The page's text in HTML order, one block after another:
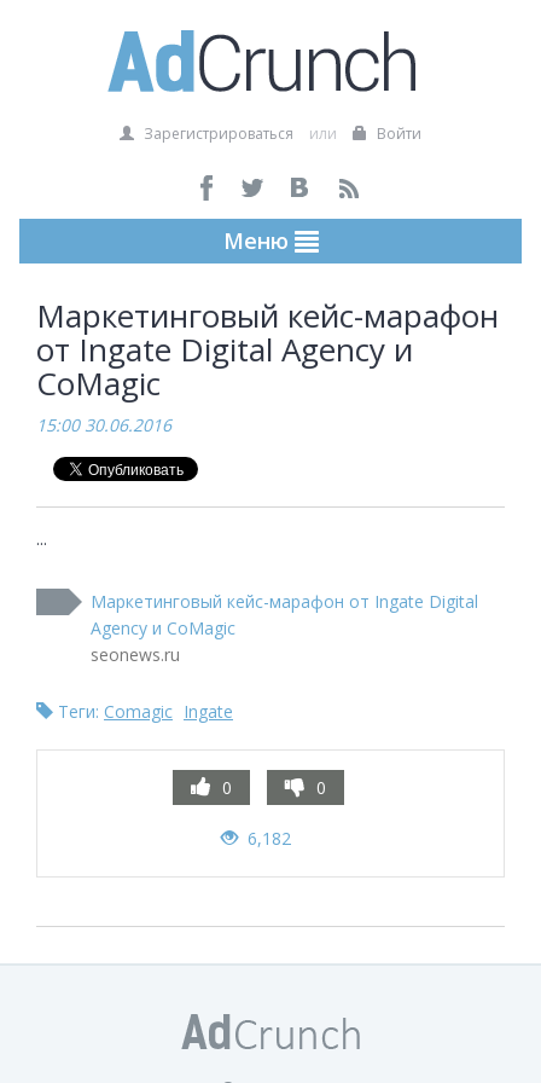
Зарегистрироваться или Войти
Меню
Маркетинговый кейс-марафон
от Ingate Digital Agency и
CoMagic
15:00 30.06.2016
...
Маркетинговый кейс-марафон от Ingate Digital
Agency и CoMagic
seonews.ru
Теги: Comagic Ingate
0 0
6,182